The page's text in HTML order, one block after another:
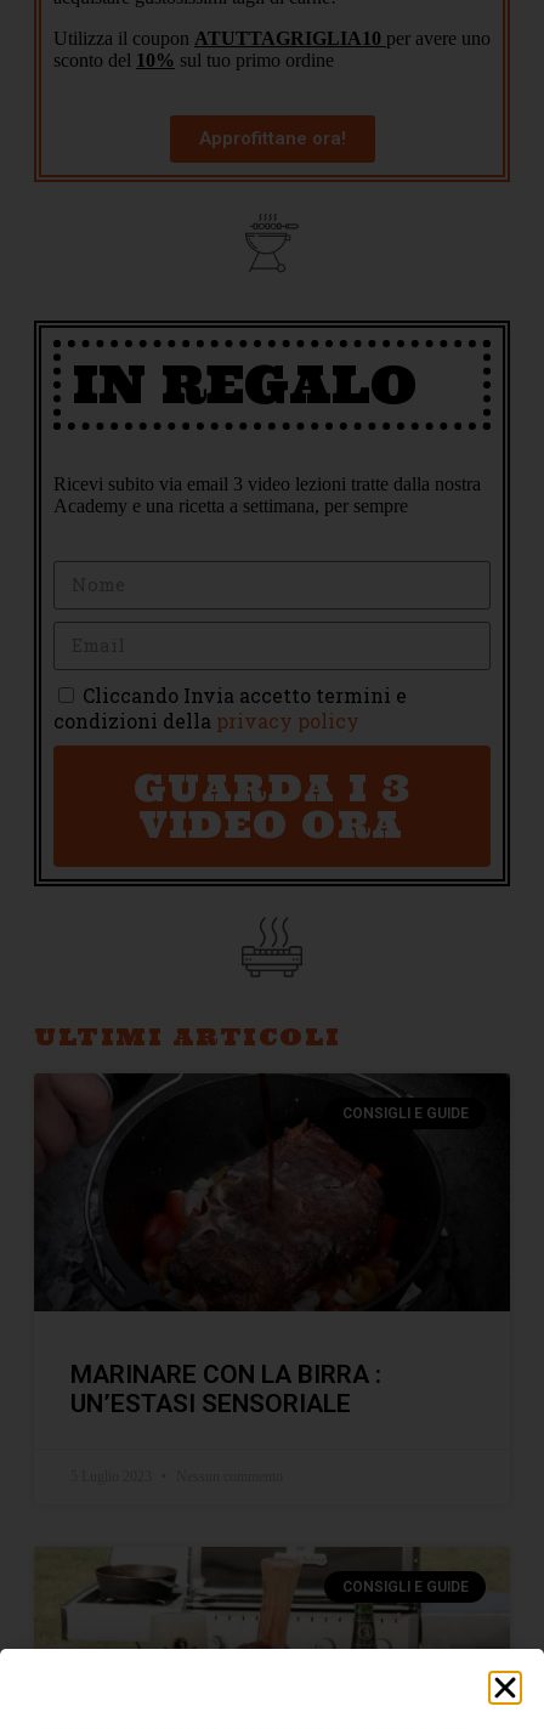
Utilizza il coupon ATUTTAGRIGLIA10 per avere uno
sconto del 10% sul tuo primo ordine
Approfittane ora!
IN REGALO
Ricevi subito via email 3 video lezioni tratte dalla nostra
Academy e una ricetta a settimana, per sempre
Cliccando Invia accetto termini e
condizioni della privacy policy
GUARDA I 3
VIDEO ORA
ULTIMI ARTICOLI
CONSIGLI E GUIDE
MARINARE CON LA BIRRA :
UN’ESTASI SENSORIALE
CONSIGLI E GUIDE